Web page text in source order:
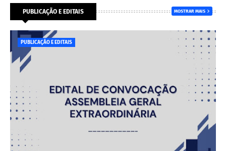
PUBLICAÇÃO E EDITAIS MOSTRAR MAIS
PUBLICAÇÃO E EDITAIS